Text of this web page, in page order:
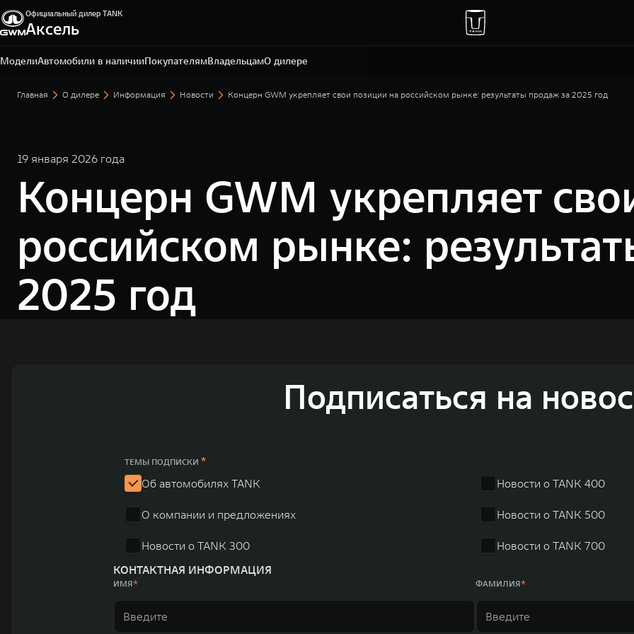
Официальный дилер TANK
Аксель
МоделиАвтомобили в наличииПокупателямВладельцамО дилере
Мурманск, пр-кт Кольский, д. 83
+7 (8152) 79-00-00
Главная О дилере Информация Новости Концерн GWM укрепляет свои позиции на российском рынке: результаты продаж за 2025 год
19 января 2026 года
Концерн GWM укрепляет
российском рынке:
2025 год
Подписаться на
ТЕМЫ ПОДПИСКИ *
Об автомобилях TANK
О компании и предложениях
Новости о TANK 300
Новости о TANK 400
Новости о TANK 500
Новости о TANK 700
КОНТАКТНАЯ ИНФОРМАЦИЯ
ИМЯ ФАМИЛИЯ